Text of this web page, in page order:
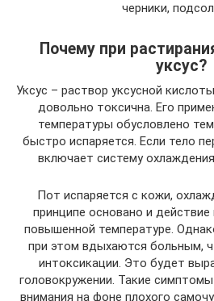
черники,
Почему при
уксус?
Уксус – раствор уксусной
довольно токсична. Его
температуры обусловлено
быстро испаряется. Если тело
включает систему
Пот испаряется с кожи,
принципе основано и действие
повышенной температуре.
при этом вдыхаются больным,
интоксикации. Это будет
головокружении. Такие
внимания на фоне плохого